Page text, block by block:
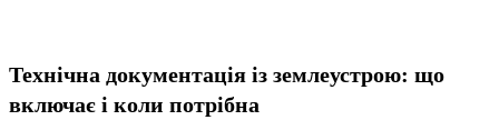
Технічна документація із землеустрою: що
включає і коли потрібна